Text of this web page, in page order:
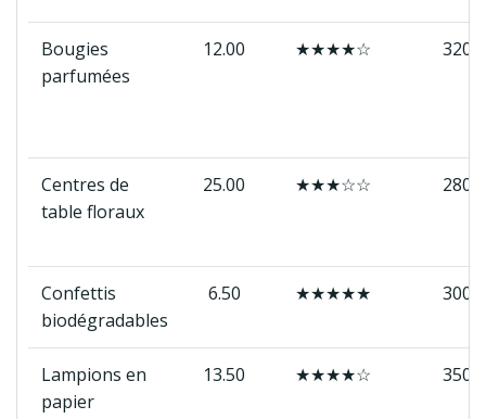
Bougies
parfumées
12.00 ★★★★☆ 320
Centres de
table floraux
25.00 ★★★☆☆ 280
Confettis
biodégradables
6.50 ★★★★★ 300
Lampions en
papier
13.50 ★★★★☆ 350